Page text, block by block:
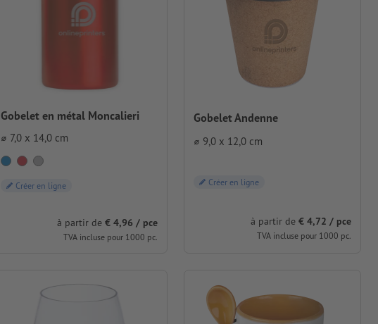
Gobelet en métal Moncalieri
⌀ 7,0 x 14,0 cm
Créer en ligne
à partir de€ 4,96 / pce
TVA incluse pour 1000 pc.
Gobelet Andenne
⌀ 9,0 x 12,0 cm
Créer en ligne
à partir de € 4,72 / pce
TVA incluse pour 1000 pc.